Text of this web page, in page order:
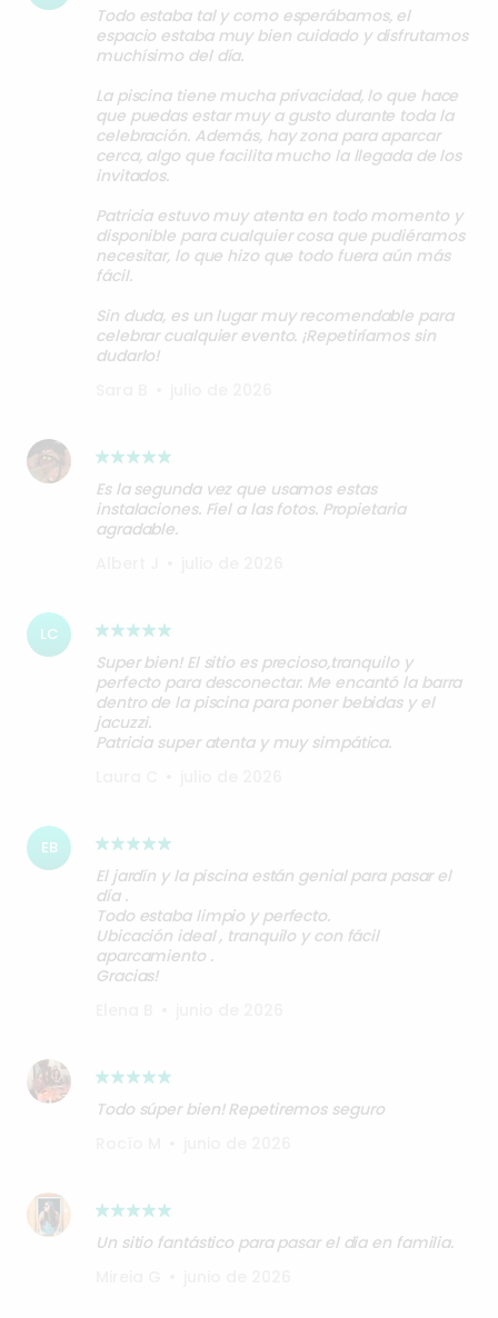
Todo estaba tal y como esperábamos, el
espacio estaba muy bien cuidado y disfrutamos
muchísimo del día.
La piscina tiene mucha privacidad, lo que hace
que puedas estar muy a gusto durante toda la
celebración. Además, hay zona para aparcar
cerca, algo que facilita mucho la llegada de los
invitados.
Patricia estuvo muy atenta en todo momento y
disponible para cualquier cosa que pudiéramos
necesitar, lo que hizo que todo fuera aún más
fácil.
Sin duda, es un lugar muy recomendable para
celebrar cualquier evento. ¡Repetiríamos sin
dudarlo!
Es la segunda vez que usamos estas
instalaciones. Fiel a las fotos. Propietaria
agradable.
LC
Super bien! El sitio es precioso,tranquilo y
perfecto para desconectar. Me encantó la barra
dentro de la piscina para poner bebidas y el
jacuzzi.
EB
El jardín y la piscina están genial para pasar el
día .
Todo estaba limpio y perfecto.
Ubicación ideal , tranquilo y con fácil
aparcamiento .
Gracias!
Todo súper bien! Repetiremos seguro
Un sitio fantástico para pasar el dia en familia.